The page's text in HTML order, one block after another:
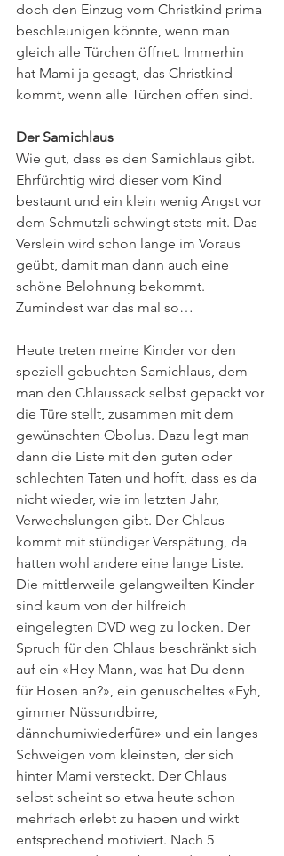
doch den Einzug vom Christkind prima
beschleunigen könnte, wenn man
gleich alle Türchen öffnet. Immerhin
hat Mami ja gesagt, das Christkind
kommt, wenn alle Türchen offen sind.
Der Samichlaus
Wie gut, dass es den Samichlaus gibt.
Ehrfürchtig wird dieser vom Kind
bestaunt und ein klein wenig Angst vor
dem Schmutzli schwingt stets mit. Das
Verslein wird schon lange im Voraus
geübt, damit man dann auch eine
schöne Belohnung bekommt.
Zumindest war das mal so…
Heute treten meine Kinder vor den
speziell gebuchten Samichlaus, dem
man den Chlaussack selbst gepackt vor
die Türe stellt, zusammen mit dem
gewünschten Obolus. Dazu legt man
dann die Liste mit den guten oder
schlechten Taten und hofft, dass es da
nicht wieder, wie im letzten Jahr,
Verwechslungen gibt. Der Chlaus
kommt mit stündiger Verspätung, da
hatten wohl andere eine lange Liste.
Die mittlerweile gelangweilten Kinder
sind kaum von der hilfreich
eingelegten DVD weg zu locken. Der
Spruch für den Chlaus beschränkt sich
auf ein «Hey Mann, was hat Du denn
für Hosen an?», ein genuscheltes «Eyh,
gimmer Nüssundbirre,
dännchumiwiederfüre» und ein langes
Schweigen vom kleinsten, der sich
hinter Mami versteckt. Der Chlaus
selbst scheint so etwa heute schon
mehrfach erlebt zu haben und wirkt
entsprechend motiviert. Nach 5